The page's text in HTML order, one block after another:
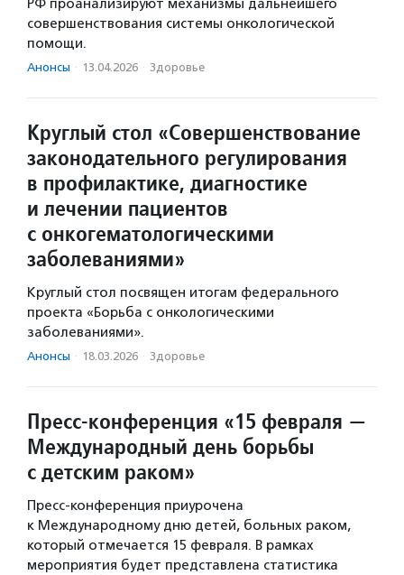
РФ проанализируют механизмы дальнейшего
совершенствования системы онкологической
помощи.
Анонсы · 13.04.2026 · Здоровье
Круглый стол «Совершенствование
законодательного регулирования
в профилактике, диагностике
и лечении пациентов
с онкогематологическими
заболеваниями»
Круглый стол посвящен итогам федерального
проекта «Борьба с онкологическими
заболеваниями».
Анонсы · 18.03.2026 · Здоровье
Пресс-конференция «15 февраля —
Международный день борьбы
с детским раком»
Пресс-конференция приурочена
к Международному дню детей, больных раком,
который отмечается 15 февраля. В рамках
мероприятия будет представлена статистика